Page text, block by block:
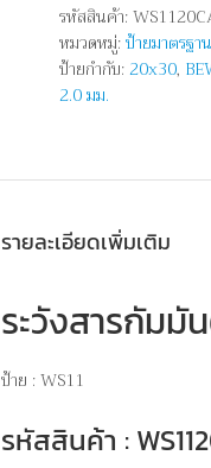
-
BEWARE
RADIATION
รหัสสินค้า:
หมวดหมู่:ป้ายมาตรฐ
ป้ายกำกับ:20x30,
2.0 มม.
รายละเอียดเพิ่มเติม
ระวังสารกัมมั
ป้าย : WS11
รหัสสินค้า :